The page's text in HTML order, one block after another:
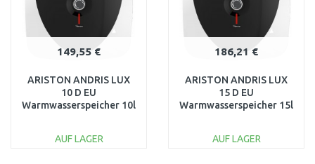
149,55 €
ARISTON ANDRIS LUX
10 D EU
Warmwasserspeicher 10l
AUF LAGER
186,21 €
ARISTON ANDRIS LUX
15 D EU
Warmwasserspeicher 15l
AUF LAGER